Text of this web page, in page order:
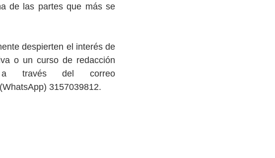
de las partes que más se
despierten el interés de
o un curso de redacción
3157039812.